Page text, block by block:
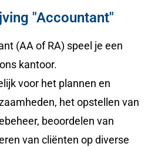
"Accountant"
(AA of RA) speel je een
kantoor.
voor het plannen en
het opstellen van
beoordelen van
van cliënten op diverse